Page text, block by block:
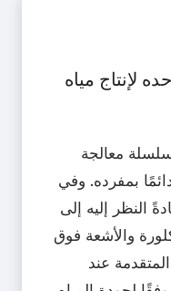
لإنتاج مياه
معالجة
دائمًا بمفرده. وفي
النظر إليه إلى
والأشعة فوق
عند